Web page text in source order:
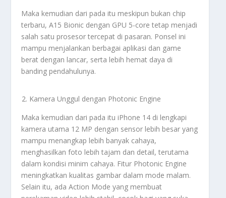
Maka kemudian dari pada itu meskipun bukan chip
terbaru, A15 Bionic dengan GPU 5-core tetap menjadi
salah satu prosesor tercepat di pasaran. Ponsel ini
mampu menjalankan berbagai aplikasi dan game
berat dengan lancar, serta lebih hemat daya di
banding pendahulunya.
Kamera Unggul dengan Photonic Engine
Maka kemudian dari pada itu iPhone 14 di lengkapi
kamera utama 12 MP dengan sensor lebih besar yang
mampu menangkap lebih banyak cahaya,
menghasilkan foto lebih tajam dan detail, terutama
dalam kondisi minim cahaya. Fitur Photonic Engine
meningkatkan kualitas gambar dalam mode malam.
Selain itu, ada Action Mode yang membuat